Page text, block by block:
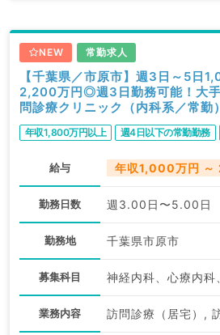
NEW 常勤求人
【千葉県／市原市】週3日～5日
2,200万円◎週3日勤務可能！大
問診療クリニック（内科系／常勤）
年収1,800万円以上 週4日以下の常勤勤務
給与 年収1,000万円
勤務日数 週3.00日〜5.00日
勤務地 千葉県市原市
募集科目
業務内容 訪問診療（居宅）,